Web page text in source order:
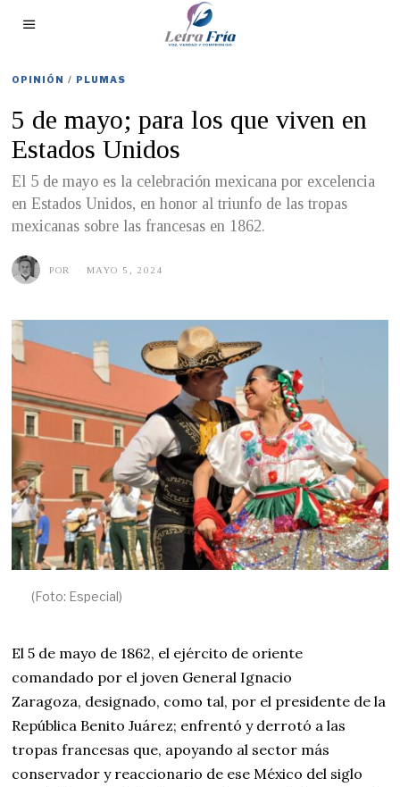
OPINIÓN / PLUMAS
5 de mayo; para los que viven en
Estados Unidos
El 5 de mayo es la celebración mexicana por excelencia
en Estados Unidos, en honor al triunfo de las tropas
mexicanas sobre las francesas en 1862.
POR MAYO 5, 2024
5
2
2
(Foto: Especial)
El 5 de mayo de 1862, el ejército de oriente
comandado por el joven General Ignacio
Zaragoza, designado, como tal, por el presidente de la
República Benito Juárez; enfrentó y derrotó a las
tropas francesas que, apoyando al sector más
conservador y reaccionario de ese México del siglo